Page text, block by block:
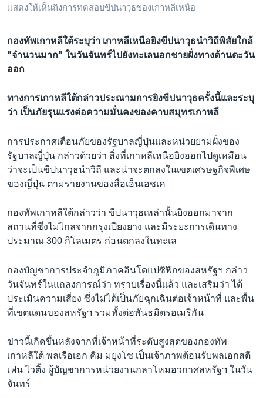
เลือกภาษา
เเสดงให้เห็นถึงการทดสอบขีปนาวุธของเกาหลีเหนือ
กองทัพเกาหลีใต้ระบุว่า เกาหลีเหนือยิงขีปนาวุธนำวิถีพิสัยใกล้
"จำนวนมาก" ในวันจันทร์ไปยังทะเลนอกชายฝั่งทางด้านตะวัน
ออก
ทางการเกาหลีใต้กล่าวประณามการยิงขีปนาวุธครั้งนี้และระบุ
ว่า เป็นภัยรุนเเรงต่อความมั่นคงของคาบสมุทรเกาหลี
การประกาศเตือนภัยของรัฐบาลญี่ปุ่นและหน่วยยามฝั่งของ
รัฐบาลญี่ปุ่น กล่าวด้วยว่า สิ่งที่เกาหลีเหนือยิงออกไปดูเหมือน
ว่าจะเป็นขีปนาวุธนำวิถี และน่าจะตกลงในเขตเศรษฐกิจพิเศษ
ของญี่ปุ่น ตามรายงานของสื่อเอ็นเอชเค
กองทัพเกาหลีใต้กล่าวว่า ขีปนาวุธเหล่านั้นยิงออกมาจาก
สถานที่ซึ่งไม่ไกลจากกรุงเปียงยาง และมีระยะการเดินทาง
ประมาณ 300 กิโลเมตร ก่อนตกลงในทะเล
กองบัญชาการประจำภูมิภาคอินโดแปซิฟิกของสหรัฐฯ​ กล่าว
วันจันทร์ในแถลงการณ์ว่า ทราบเรื่องนี้เเล้ว และเสริมว่า ได้
ประเมินความเสี่ยง ซึ่งไม่ได้เป็นภัยฉุกเฉินต่อเจ้าหน้าที่ และพื้น
ที่เขตเเดนของสหรัฐฯ รวมทั้งต่อพันธมิตรอเมริกัน
ข่าวนี้เกิดขึ้นหลังจากที่เจ้าหน้าที่ระดับสูงสุดของกองทัพ
เกาหลีใต้ พลเรือเอก คิม มยุงโซ เป็นเจ้าภาพต้อนรับพลเอกสตี
เฟน ไวติ้ง ผู้บัญชาการหน่วยงานกลาโหมอวกาศสหรัฐฯ ในวัน
จันทร์